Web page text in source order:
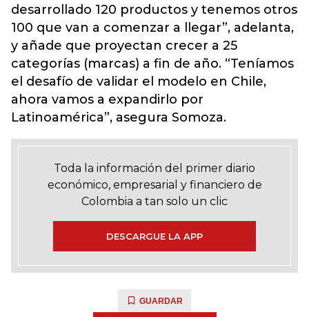
desarrollado 120 productos y tenemos otros
100 que van a comenzar a llegar”, adelanta,
y añade que proyectan crecer a 25
categorías (marcas) a fin de año. “Teníamos
el desafío de validar el modelo en Chile,
ahora vamos a expandirlo por
Latinoamérica”, asegura Somoza.
Toda la información del primer diario
económico, empresarial y financiero de
Colombia a tan solo un clic
DESCARGUE LA APP
GUARDAR